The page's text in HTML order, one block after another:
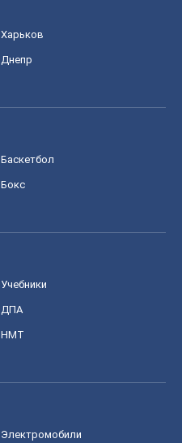
Харьков
Днепр
Баскетбол
Бокс
Учебники
ДПА
НМТ
Электромобили